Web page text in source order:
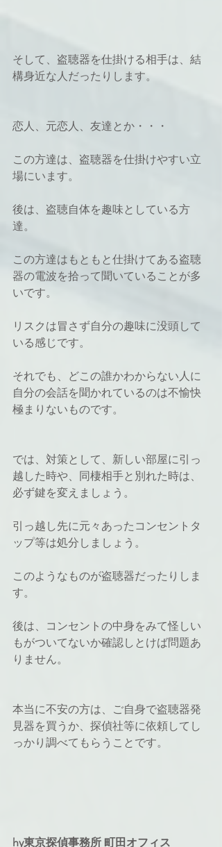
そして、盗聴器を仕掛ける相手は、結
構身近な人だったりします。
恋人、元恋人、友達とか・・・
この方達は、盗聴器を仕掛けやすい立
場にいます。
後は、盗聴自体を趣味としている方
達。
この方達はもともと仕掛けてある盗聴
器の電波を拾って聞いていることが多
いです。
リスクは冒さず自分の趣味に没頭して
いる感じです。
それでも、どこの誰かわからない人に
自分の会話を聞かれているのは不愉快
極まりないものです。
では、対策として、新しい部屋に引っ
越した時や、同棲相手と別れた時は、
必ず鍵を変えましょう。
引っ越し先に元々あったコンセントタ
ップ等は処分しましょう。
このようなものが盗聴器だったりしま
す。
後は、コンセントの中身をみて怪しい
もがついてないか確認しとけば問題あ
りません。
本当に不安の方は、ご自身で盗聴器発
見器を買うか、探偵社等に依頼してし
っかり調べてもらうことです。
hy東京探偵事務所 町田オフィス